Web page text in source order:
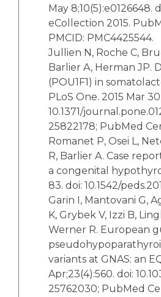
May 8;10(5):e0126648.
eCollection 2015.
PMCID: PMC4425544.
Jullien N, Roche C,
Barlier A, Herman JP.
(POU1F1) in
PLoS One. 2015 Mar
10.1371/
25822178; PubMed
Romanet P, Osei L,
R, Barlier A. Case
a congenital
83. doi: 10.1542/
Garin I, Mantovani G,
K, Grybek V, Izzi B,
Werner R. European
variants at GNAS: an
Apr;23(4):560. doi:
25762030; PubMed